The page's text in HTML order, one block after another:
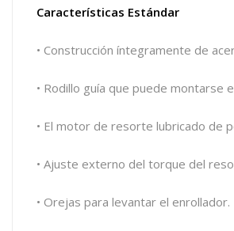
Características Estándar
• Construcción íntegramente de
• Rodillo guía que puede montarse
• El motor de resorte lubricado de
• Ajuste externo del torque del
• Orejas para levantar el enrollador.